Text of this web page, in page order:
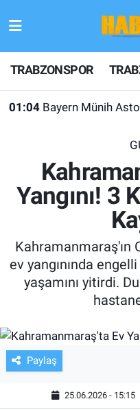
TRABZONSPOR
01:04 Bayern Münih
Yangını! 3
Kahramanmaraş'ın
ev yangınında
yaşamını yitirdi.
Paylaş
25.06.2026 - 15:15
TRABZONSPOR
TRABZON
KULİS MEYDANI
1461 TRABZON
FUTBOL
ALT LIGLER
TV VE SİNEMA
BASKETBOL
SAĞLIK
Hava Durumu
Trafik Durumu
Son Dakika